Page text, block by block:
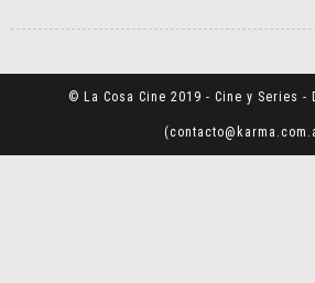
© La Cosa Cine 2019 - Cine y Series -
(